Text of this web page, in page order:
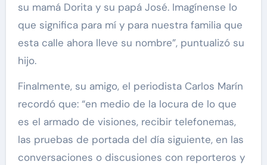
su mamá Dorita y su papá José. Imagínense lo
que significa para mí y para nuestra familia que
esta calle ahora lleve su nombre”, puntualizó su
hijo.
Finalmente, su amigo, el periodista Carlos Marín
recordó que: “en medio de la locura de lo que
es el armado de visiones, recibir telefonemas,
las pruebas de portada del día siguiente, en las
conversaciones o discusiones con reporteros y